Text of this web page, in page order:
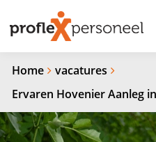
Home
vacatures
Ervaren Hovenier Aanleg